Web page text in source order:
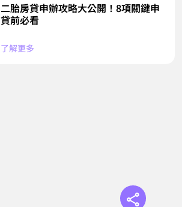
二胎房貸申辦攻略大公開！8項關鍵申
貸前必看
了解更多